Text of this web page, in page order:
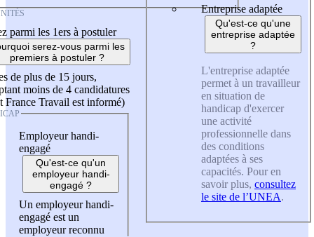
parmi les 1ers à postuler
serez-vous parmi les
premiers à postuler ?
de plus de 15 jours,
moins de 4 candidatures
France Travail est informé)
Employeur handi-
engagé
Qu'est-ce qu'un
employeur handi-
engagé ?
Un employeur handi-
engagé est un
employeur reconnu
Entreprise adaptée
Qu'est-ce qu'une
entreprise adaptée
?
L'entreprise adaptée
permet à un travailleur
en situation de
handicap d'exercer
une activité
professionnelle dans
des conditions
adaptées à ses
capacités. Pour en
savoir plus, consultez
le site de l’UNEA.